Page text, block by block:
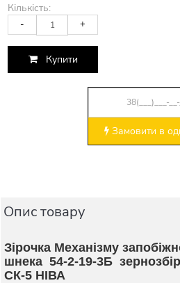
Кількість:
- +
Купити
Замовити в
Опис товару
Зірочка Механізму
шнека 54-2-19-3Б
СК-5 НІВА